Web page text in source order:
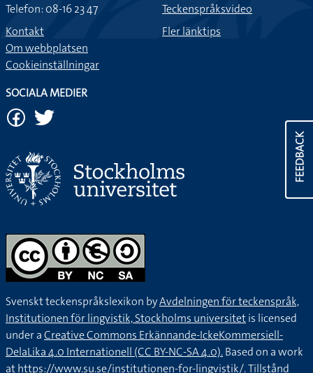
FEEDBACK
Telefon: 08-16 23 47
Kontakt
Om webbplatsen
Cookieinställningar
Teckenspråksvideo
Fler länktips
SOCIALA MEDIER
Svenskt teckenspråkslexikon byAvdelningen för teckenspråk,
Institutionen för lingvistik, Stockholms universitetis licensed
under aCreative Commons Erkännande-IckeKommersiell-
DelaLika 4.0 Internationell (CC BY-NC-SA 4.0).Based on a work
athttps://www.su.se/institutionen-for-lingvistik/. Tillstånd